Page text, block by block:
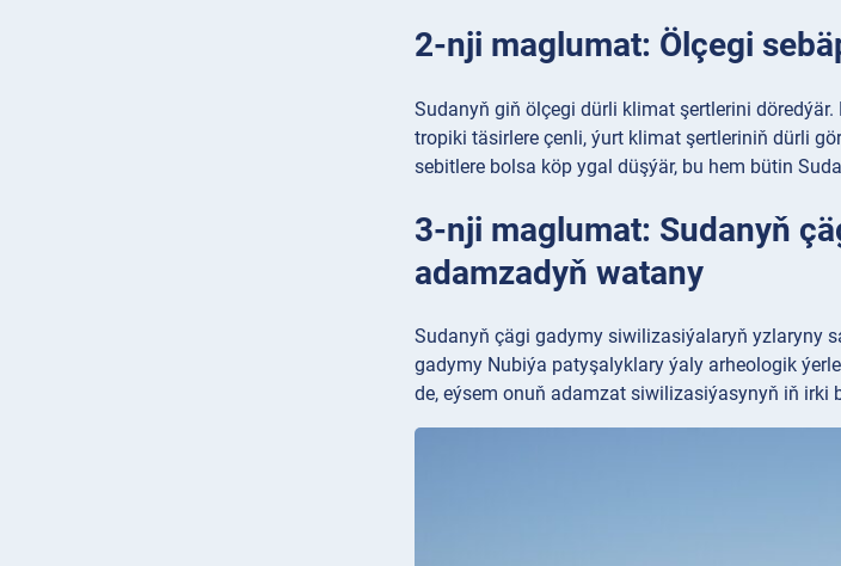
2-nji maglumat: Ölçegi
Sudanyň giň ölçegi dürli klimat şertlerini
tropiki täsirlere çenli, ýurt klimat şertleriniň dürli
sebitlere bolsa köp ygal düşýär, bu hem bütin
3-nji maglumat: Sudanyň
adamzadyň watany
Sudanyň çägi gadymy siwilizasiýalaryň yzlaryny
gadymy Nubiýa patyşalyklary ýaly arheologik
de, eýsem onuň adamzat siwilizasiýasynyň iň